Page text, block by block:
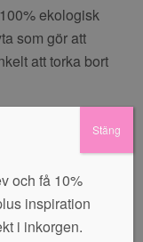
ekologisk
som gör att
att torka bort
i
och få 10%
inspiration
i inkorgen.
Stäng